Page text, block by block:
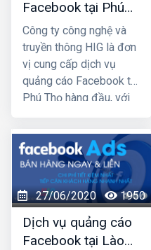
nhanh chóng.
Facebook tại Phú
Thọ giá rẻ, uy tín
Công ty công nghệ và
truyền thông HIG là đơn
vị cung cấp dịch vụ
quảng cáo Facebook tại
Phú Thọ hàng đầu, với
chạy quảng cáo cho
hàng trăm khách hàng
lớn nhỏ ở Hà Nội và các
tỉnh Miền Bắc, chúng tôi
chắc chắn sẽ giúp quý
khách phát triển kinh
doanh nhanh chóng.
27/06/2020 1950
Dịch vụ quảng cáo
Facebook tại Lào